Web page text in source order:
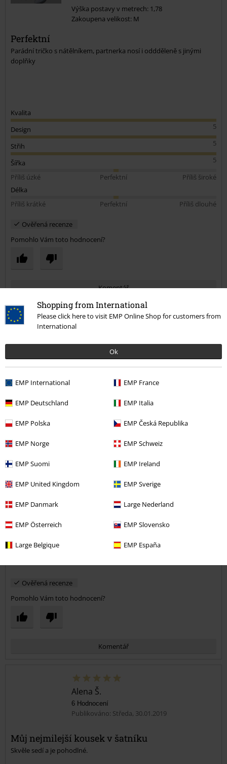
Shopping from International
Please click here to visit EMP Online Shop for customers from
International
Ok
EMP International EMP France
EMP Deutschland EMP Italia
EMP Polska EMP Česká Republika
EMP Norge EMP Schweiz
EMP Suomi EMP Ireland
EMP United Kingdom EMP Sverige
EMP Danmark Large Nederland
EMP Österreich EMP Slovensko
Large Belgique EMP España
Výška postavy v metrech: 1,78
Zakoupena velikost: M
Perfektní
Parádní tričko s nátělníkem, partnerka nosí i oddděleně s jinými
doplňky
Kvalita
5
Design
5
Střih
5
Šířka
Příliš úzké
Perfektní
Příliš široké
Délka
Příliš krátké
Perfektní Příliš dlouhé
Ověřená recenze
Pomohlo Vám toto hodnocení?
Komentář
3 Hodnocení
Publikováno: Pondělí, 09.03.2020
Výška postavy v metrech: 1,63
Zakoupena velikost: M
Skvěle padnoucí triko
pohodlné, příjemný materiál
Design
Střih
Šířka
Délka
Ověřená recenze
Pomohlo Vám toto hodnocení?
Komentář
Odeslat komentář
Alena Š.
6 Hodnocení
Publikováno: Středa, 30.01.2019
Můj nejmilejší kousek v šatníku
Skvěle sedí a je pohodlné.